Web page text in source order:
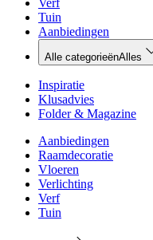
Verf
Tuin
Aanbiedingen
Alle categorieënAlles
Inspiratie
Klusadvies
Folder & Magazine
Aanbiedingen
Raamdecoratie
Vloeren
Verlichting
Verf
Tuin